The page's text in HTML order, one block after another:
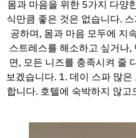
몸과 마음을 위한 5가지 다양
식만큼 좋은 것은 없습니다.
공하며, 몸과 마음 모두에 지
스트레스를 해소하고 싶거나
면, 모든 니즈를 충족시켜 줄
보겠습니다. 1. 데이 스파 많
합니다. 호텔에 숙박하지 않